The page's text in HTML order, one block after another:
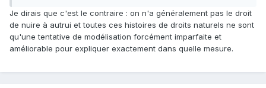
Je dirais que c'est le contraire : on n'a généralement pas le droit
de nuire à autrui et toutes ces histoires de droits naturels ne sont
qu'une tentative de modélisation forcément imparfaite et
améliorable pour expliquer exactement dans quelle mesure.